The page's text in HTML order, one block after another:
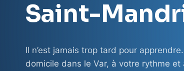
Saint-
Il n’est jamais trop tard pour
domicile dans le Var, à votre rythme